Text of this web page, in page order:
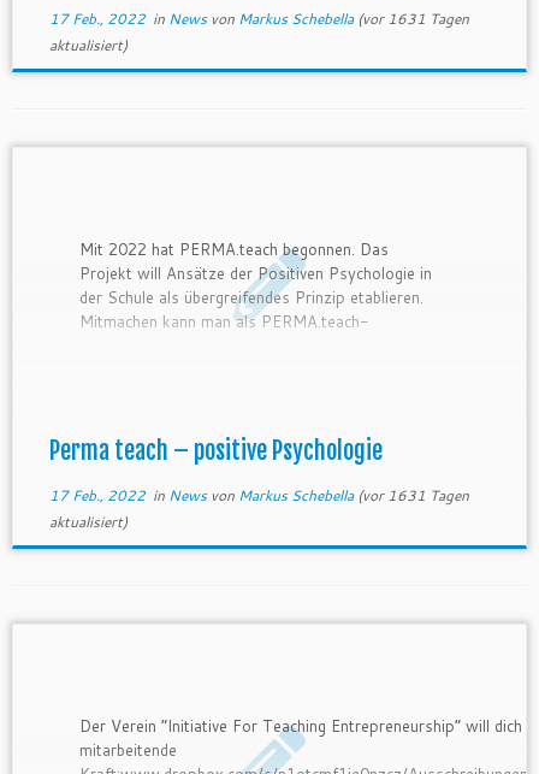
17 Feb., 2022in News von Markus Schebella(vor 1631 Tagen
aktualisiert)
Mit 2022 hat PERMA.teach begonnen. Das
Projekt will Ansätze der Positiven Psychologie in
der Schule als übergreifendes Prinzip etablieren.
Mitmachen kann man als PERMA.teach-
Perma teach – positive Psychologie
17 Feb., 2022in News von Markus Schebella(vor 1631 Tagen
aktualisiert)
Der Verein “Initiative For Teaching Entrepreneurship” will dich
mitarbeitende